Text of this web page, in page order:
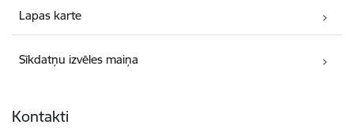
Lapas karte
Sīkdatņu izvēles maiņa
Kontakti